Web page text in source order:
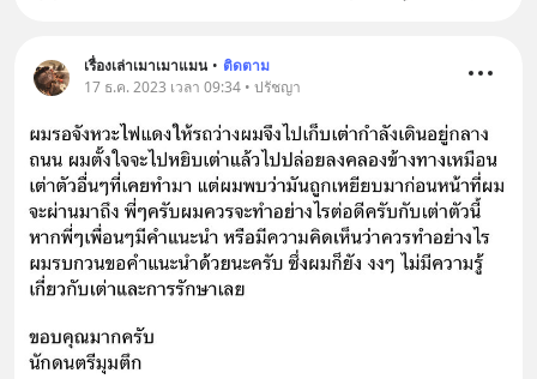
เรื่องเล่าเมาเมาแมน • ติดตาม
17 ธ.ค. 2023 เวลา 09:34 • ปรัชญา